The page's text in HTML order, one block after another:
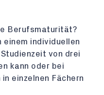
Berufsmaturität?
einem individuellen
von drei
kann oder bei
einzelnen Fächern